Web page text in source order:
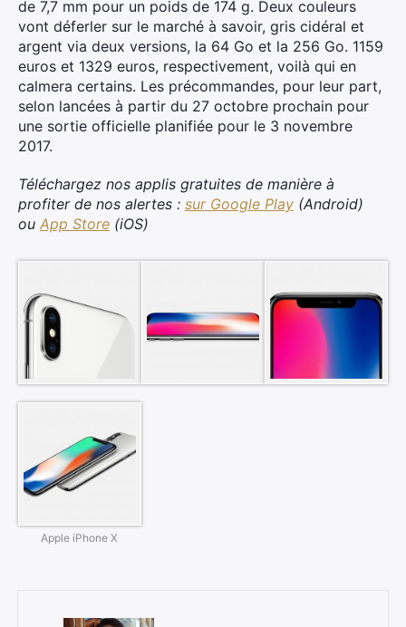
de 7,7 mm pour un poids de 174 g. Deux couleurs
vont déferler sur le marché à savoir, gris cidéral et
argent via deux versions, la 64 Go et la 256 Go. 1159
euros et 1329 euros, respectivement, voilà qui en
calmera certains. Les précommandes, pour leur part,
selon lancées à partir du 27 octobre prochain pour
une sortie officielle planifiée pour le 3 novembre
2017.
Téléchargez nos applis gratuites de manière à
profiter de nos alertes : sur Google Play (Android)
ou App Store (iOS)
Apple iPhone X